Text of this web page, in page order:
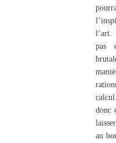
l’art.
pas
donc
au